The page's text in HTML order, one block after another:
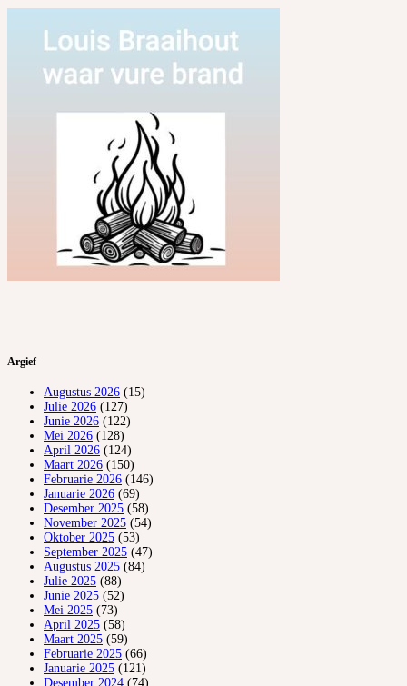
Argief
Augustus 2026 (15)
Julie 2026 (127)
Junie 2026 (122)
Mei 2026 (128)
April 2026 (124)
Maart 2026 (150)
Februarie 2026 (146)
Januarie 2026 (69)
Desember 2025 (58)
November 2025 (54)
Oktober 2025 (53)
September 2025 (47)
Augustus 2025 (84)
Julie 2025 (88)
Junie 2025 (52)
Mei 2025 (73)
April 2025 (58)
Maart 2025 (59)
Februarie 2025 (66)
Januarie 2025 (121)
Desember 2024 (74)